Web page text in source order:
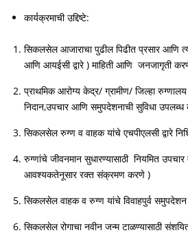
कार्यक्रमाची उद्दिष्टे:
सिकलसेल आजाराचा पुढील पिढीत प्रसार आणि
आणि आयईसी द्वारे ) माहिती आणि जनजागृती
प्राथमिक आरोग्‍य केद्र/ ग्रामीण/ जिल्‍हा
निदान,उपचार आणि समुपदेशनाची सुविधा
सिकलसेल रुग्‍ण व वाहक यांचे एचपीएलसी द्वारे
रुग्‍णांचे जीवनमान सुधारण्‍यासाठी नियमित
आवश्‍यकतेनूसार रक्‍त संक्रमण करणे )
सिकलसेल वाहक व रुग्‍ण यांचे विवाहपुर्व
सिकलसेल रोगाचा नवीन जन्‍म टाळण्‍यासाठी